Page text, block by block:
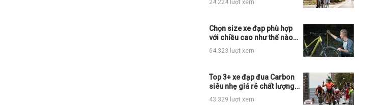
24.224 lượt xem
Chọn size xe đạp phù hợp
với chiều cao như thế nào
cho đúng?
64.323 lượt xem
Top 3+ xe đạp đua Carbon
siêu nhẹ giá rẻ chất lượng
nhất thị trường
43.329 lượt xem